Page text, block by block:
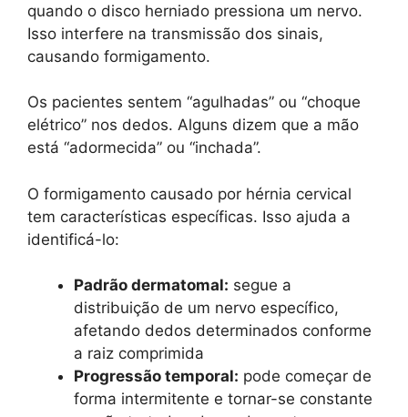
quando o disco herniado pressiona um nervo.
Isso interfere na transmissão dos sinais,
causando formigamento.
Os pacientes sentem “agulhadas” ou “choque
elétrico” nos dedos. Alguns dizem que a mão
está “adormecida” ou “inchada”.
O formigamento causado por hérnia cervical
tem características específicas. Isso ajuda a
identificá-lo:
Padrão dermatomal: segue a
distribuição de um nervo específico,
afetando dedos determinados conforme
a raiz comprimida
Progressão temporal: pode começar de
forma intermitente e tornar-se constante